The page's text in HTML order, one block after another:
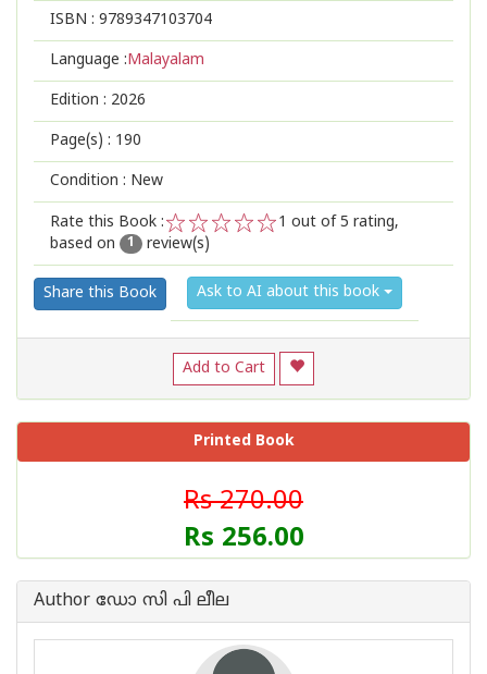
ISBN : 9789347103704
Language :Malayalam
Edition : 2026
Page(s) : 190
Condition : New
Rate this Book :
2
1
1 out of 5 rating,
based on
1 review(s)
Share this Book Ask to AI about this book
Add to Cart
Printed Book
Rs 270.00
Rs 256.00
Author ഡോ സി പി ലീല